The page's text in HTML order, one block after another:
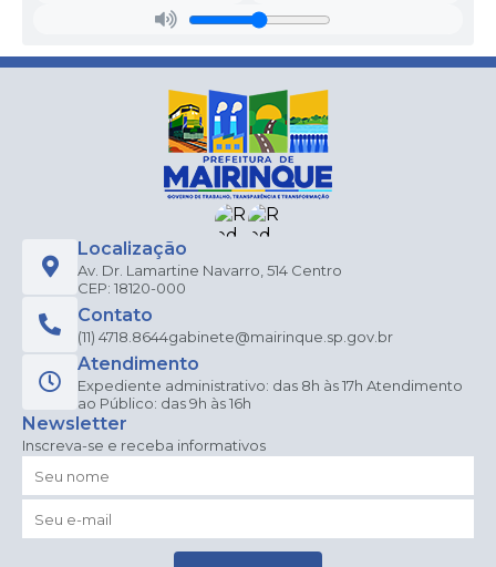
Localização
Av. Dr. Lamartine Navarro, 514 Centro
CEP: 18120-000
Contato
(11) 4718.8644gabinete@mairinque.sp.gov.br
Atendimento
Expediente administrativo: das 8h às 17h Atendimento
ao Público: das 9h às 16h
Newsletter
Inscreva-se e receba informativos